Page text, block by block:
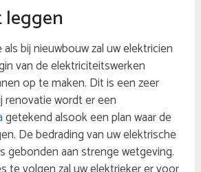
bij nieuwbouw zal uw elektricien
van de elektriciteitswerken
op te maken. Dit is een zeer
renovatie wordt er een
getekend alsook een plan waar de
De bedrading van uw elektrische
gebonden aan strenge wetgeving.